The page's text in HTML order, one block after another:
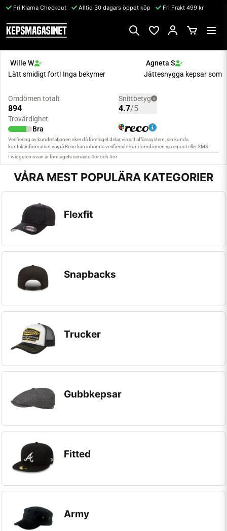
Fri Klarna Checkout Alltid 30 dagars öppet köp Fri Frakt 499 kr
VÅRA MEST POPULÄRA KATEGORIER
Flexfit
Snapbacks
Trucker
Gubbkepsar
Fitted
Army